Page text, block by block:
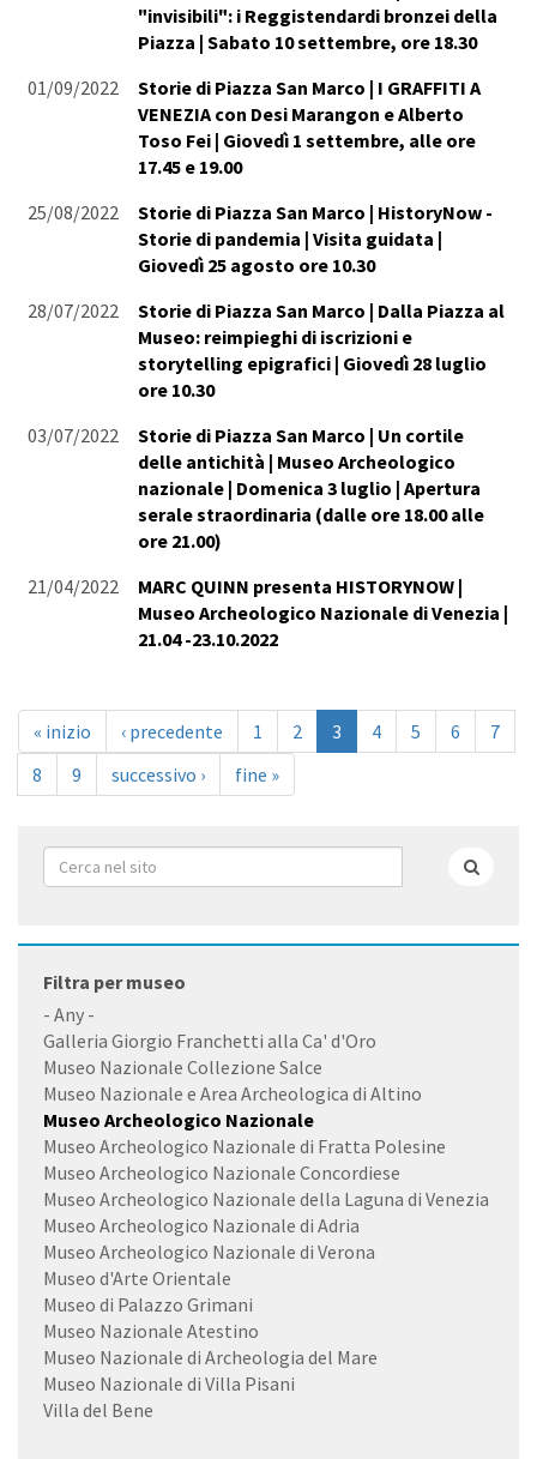
"invisibili": i Reggistendardi bronzei della
Piazza | Sabato 10 settembre, ore 18.30
01/09/2022
Storie di Piazza San Marco | I GRAFFITI A
VENEZIA con Desi Marangon e Alberto
Toso Fei | Giovedì 1 settembre, alle ore
17.45 e 19.00
25/08/2022
Storie di Piazza San Marco | HistoryNow -
Storie di pandemia | Visita guidata |
Giovedì 25 agosto ore 10.30
28/07/2022
Storie di Piazza San Marco | Dalla Piazza al
Museo: reimpieghi di iscrizioni e
storytelling epigrafici | Giovedì 28 luglio
ore 10.30
03/07/2022
Storie di Piazza San Marco | Un cortile
delle antichità | Museo Archeologico
nazionale | Domenica 3 luglio | Apertura
serale straordinaria (dalle ore 18.00 alle
ore 21.00)
21/04/2022
MARC QUINN presenta HISTORYNOW |
Museo Archeologico Nazionale di Venezia |
21.04 -23.10.2022
« inizio ‹ precedente 1 2 3 4 5 6
7
8
9 successivo › fine »
Form
di
Filtra per museo
- Any -
Galleria Giorgio Franchetti alla Ca' d'Oro
Museo Nazionale Collezione Salce
Museo Nazionale e Area Archeologica di Altino
Museo Archeologico Nazionale
Museo Archeologico Nazionale di Fratta Polesine
Museo Archeologico Nazionale Concordiese
Museo Archeologico Nazionale della Laguna di Venezia
Museo Archeologico Nazionale di Adria
Museo Archeologico Nazionale di Verona
Museo d'Arte Orientale
Museo di Palazzo Grimani
Museo Nazionale Atestino
Museo Nazionale di Archeologia del Mare
Museo Nazionale di Villa Pisani
Villa del Bene